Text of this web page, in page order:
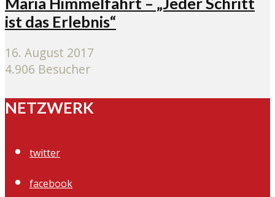
ist das Erlebnis“
16. August 2017
4.906 Besucher
NETZWERK
twitter
facebook